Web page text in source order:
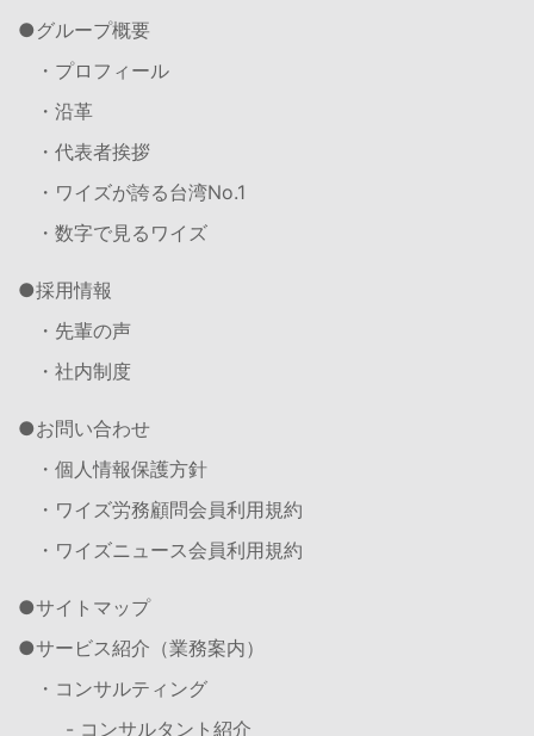
グループ概要
・プロフィール
・沿革
・代表者挨拶
・ワイズが誇る台湾No.1
・数字で見るワイズ
採用情報
・先輩の声
・社内制度
お問い合わせ
・個人情報保護方針
・ワイズ労務顧問会員利用規約
・ワイズニュース会員利用規約
サイトマップ
サービス紹介（業務案内）
・コンサルティング
- コンサルタント紹介